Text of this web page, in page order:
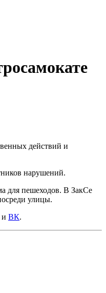
действий и
нарушений.
для пешеходов. В ЗакСе
улицы.
и ВК.